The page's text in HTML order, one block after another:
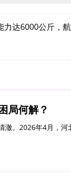
达6000公斤，
局何解？
。2026年4月，